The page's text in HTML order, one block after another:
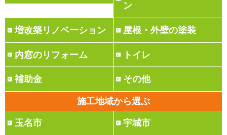
ン
増改築リノベーション 屋根・外壁の塗装
内窓のリフォーム トイレ
補助金 その他
施工地域から選ぶ
玉名市 宇城市